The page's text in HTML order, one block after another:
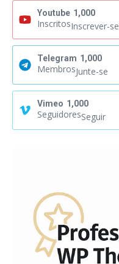
Youtube 1,000
InscritosInscrever-se
Telegram 1,000
MembrosJunte-se
Vimeo 1,000
SeguidoresSeguir